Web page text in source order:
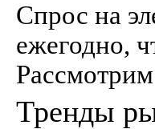
Спрос на
ежегодно,
Тренды